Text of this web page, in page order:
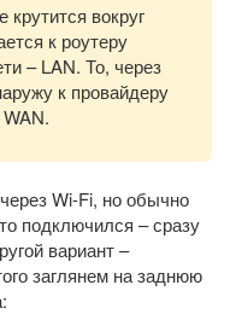
крутится вокруг
к роутеру
– LAN. То, через
к провайдеру
Wi-Fi, но обычно
подключился – сразу
вариант –
заглянем на заднюю